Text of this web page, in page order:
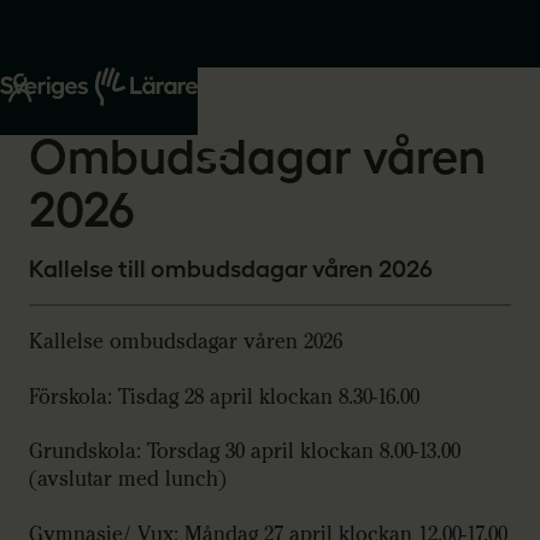
Start
Om oss
2026-03-15
Ombudsdagar våren
2026
Kallelse till ombudsdagar våren 2026
Kallelse ombudsdagar våren 2026
Förskola: Tisdag 28 april klockan 8.30-16.00
Grundskola: Torsdag 30 april klockan 8.00-13.00
(avslutar med lunch)
Gymnasie/ Vux: Måndag 27 april klockan 12.00-17.00